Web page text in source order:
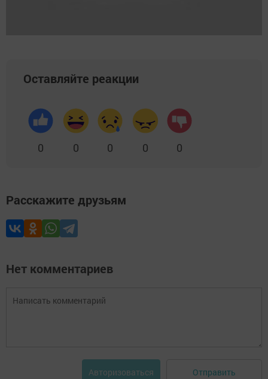
Оставляйте реакции
0 0 0 0 0
Расскажите друзьям
Нет комментариев
Авторизоваться Отправить